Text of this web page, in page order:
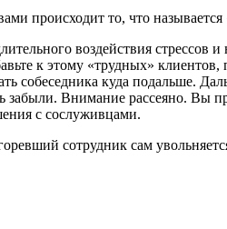
происходит то, что
воздействия
к этому «трудных»
собеседника куда подальше.
забыли. Внимание рассеяно. Вы
с сослуживцами.
сотрудник сам